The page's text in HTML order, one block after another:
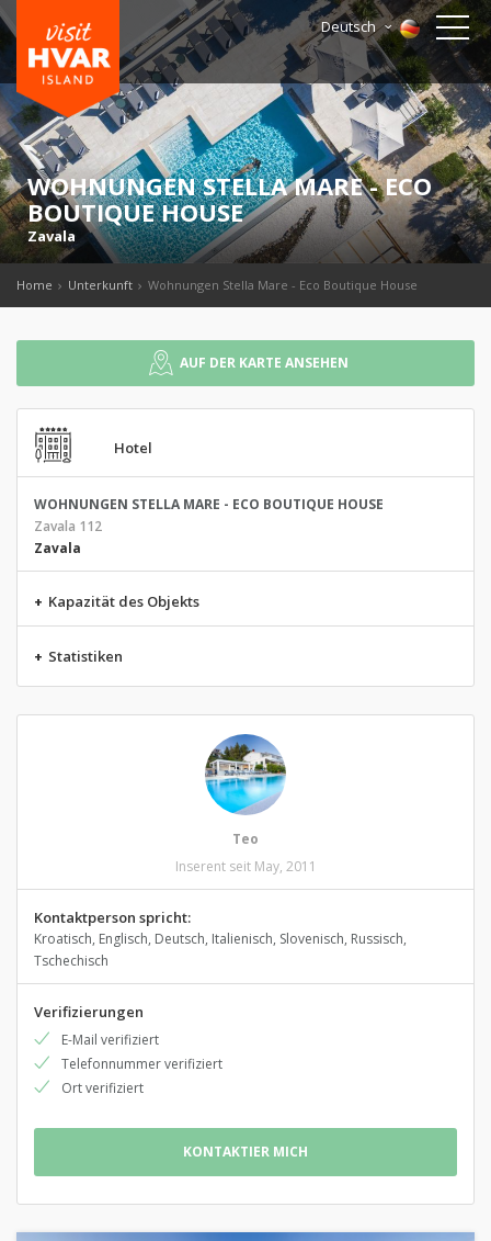
Deutsch
WOHNUNGEN STELLA MARE - ECO
BOUTIQUE HOUSE
Zavala
Home Unterkunft Wohnungen Stella Mare - Eco Boutique House
AUF DER KARTE ANSEHEN
Hotel
WOHNUNGEN STELLA MARE - ECO BOUTIQUE HOUSE
Zavala 112
Zavala
+ Kapazität des Objekts
+ Statistiken
Teo
Inserent seit May, 2011
Kontaktperson spricht:
Kroatisch, Englisch, Deutsch, Italienisch, Slovenisch, Russisch,
Tschechisch
Verifizierungen
E-Mail verifiziert
Telefonnummer verifiziert
Ort verifiziert
KONTAKTIER MICH